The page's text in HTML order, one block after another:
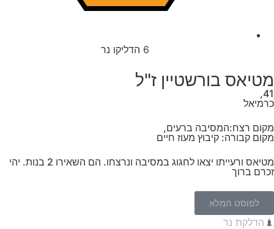
6 הדליקו נר
מטיאס בורשטיין ז"ל
41,
כרמיאל
מקום רצח:המסיבה ברעים,
מקום קבורה: קיבוץ מעוז חיים
מטיאס ורעייתו יצאו לחגוג במסיבה ונרצחו. הם השאירו 2 בנות. יהי
זכרם ברוך
לפוסט המלא
הדלקת נר